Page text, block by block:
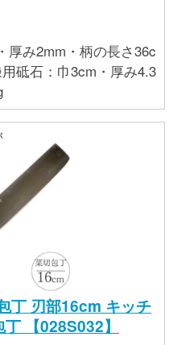
厚み2mm・柄の長さ36c
丁 刃部16cm キッチ
【028S032】